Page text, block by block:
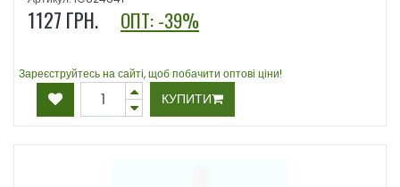
1127 ГРН. ОПТ: -39%
Зареєструйтесь на сайті, щоб побачити оптові ціни!
КУПИТИ